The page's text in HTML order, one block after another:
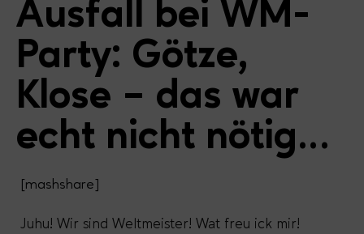
Ausfall bei WM-
Party: Götze,
Klose – das war
echt nicht nötig…
[mashshare]
Juhu! Wir sind Weltmeister! Wat freu ick mir!